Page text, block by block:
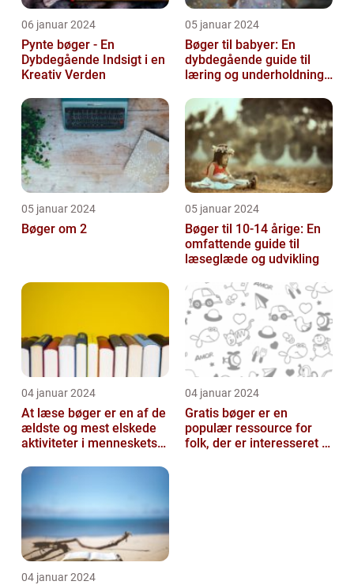
06 januar 2024
Pynte bøger - En
Dybdegående Indsigt i en
Kreativ Verden
05 januar 2024
Bøger til babyer: En
dybdegående guide til
læring og underholdning
05 januar 2024
Bøger om 2
05 januar 2024
Bøger til 10-14 årige: En
omfattende guide til
læseglæde og udvikling
04 januar 2024
At læse bøger er en af de
ældste og mest elskede
aktiviteter i menneskets
04 januar 2024
Gratis bøger er en
populær ressource for
folk, der er interesseret i
04 januar 2024